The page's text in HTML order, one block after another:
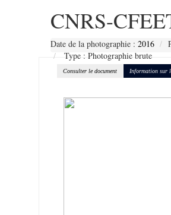
CNRS-
Date de la photographie : 2016
Type : Photographie brute
Consulter le document Information sur